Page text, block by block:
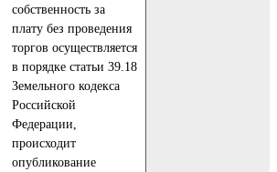
собственность за
плату без проведения
торгов осуществляется
в порядке статьи 39.18
Земельного кодекса
Российской
Федерации,
происходит
опубликование